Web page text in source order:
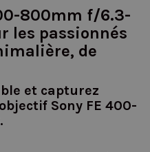
800mm f/6.3-
les passionnés
de
et capturez
Sony FE 400-